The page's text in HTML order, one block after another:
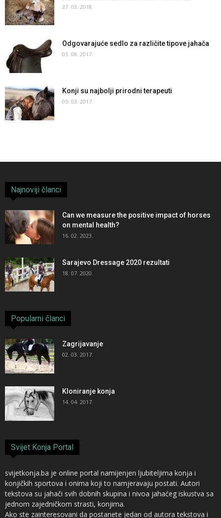
27. 03. 2018.
Odgovarajuće sedlo za različite tipove jahača
03. 08. 2017.
Konji su najbolji prirodni terapeuti
05. 03. 2017.
Najnoviji članci
Can we measure the positive impact of horses
on mental health?
16. 02. 2023.
Sarajevo Dressage 2020 rezultati
18. 07. 2020.
Popularni članci
Zagrijavanje
02. 03. 2017.
Kloniranje konja
14. 04. 2017.
Svijet Konja Portal
svijetkonja.ba je online portal namijenjen ljubiteljima konja i
konjičkih sportova i onima koji to namjeravaju postati. Autori
tekstova su jahači svih dobnih skupina i nivoa jahaćeg iskustva sa
jednom zajedničkom strasti, konjima.
Ako ste zainteresovani da postanete jedan od autora tekstova i